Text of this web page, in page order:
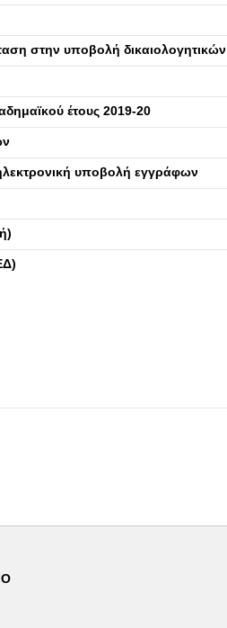
στην υποβολή δικαιολογητικών
έτους 2019-20
υποβολή εγγράφων